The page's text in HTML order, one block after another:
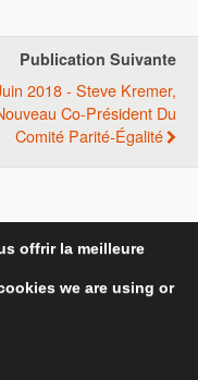
Publication Suivante
2018 - Steve Kremer,
Co-Président Du
Comité Parité-Égalité
Bureau
offrir la meilleure
we are using or